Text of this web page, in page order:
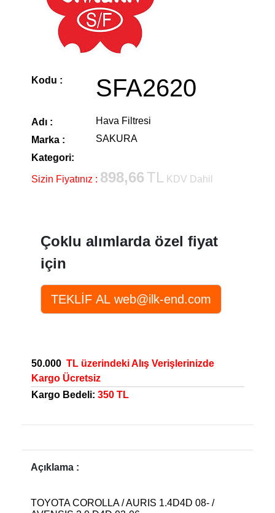
Kodu : SFA2620
Adı :
Hava Filtresi
Marka :
SAKURA
Kategori:
Sizin Fiyatınız : 898,66 TL KDV Dahil
Çoklu alımlarda özel fiyat
için
50.000 TL üzerindeki Alış Verişlerinizde
Kargo Ücretsiz
Kargo Bedeli: 350 TL
Açıklama :
TOYOTA COROLLA / AURIS 1.4D4D 08- /